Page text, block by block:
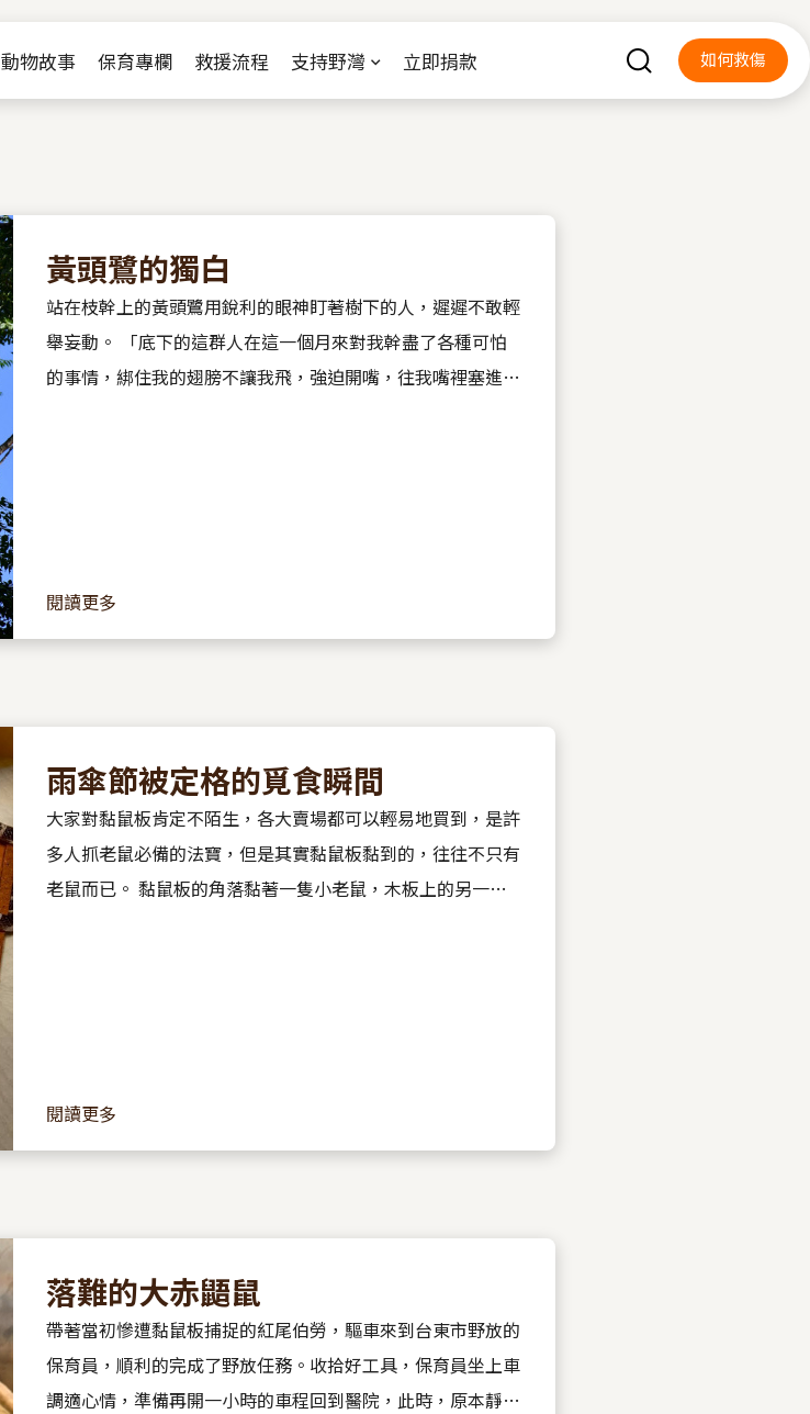
動物故事 保育專欄 救援流程 支持野灣 立即捐款 如何救傷
黃頭鷺的獨白
站在枝幹上的黃頭鷺用銳利的眼神盯著樹下的人，遲遲不敢輕
舉妄動。 「底下的這群人在這一個月來對我幹盡了各種可怕
的事情，綁住我的翅膀不讓我飛，強迫開嘴，往我嘴裡塞進又
閱讀更多
雨傘節被定格的覓食瞬間
大家對黏鼠板肯定不陌生，各大賣場都可以輕易地買到，是許
多人抓老鼠必備的法寶，但是其實黏鼠板黏到的，往往不只有
老鼠而已。 黏鼠板的角落黏著一隻小老鼠，木板上的另一
閱讀更多
落難的大赤鼯鼠
帶著當初慘遭黏鼠板捕捉的紅尾伯勞，驅車來到台東市野放的
保育員，順利的完成了野放任務。收拾好工具，保育員坐上車
調適心情，準備再開一小時的車程回到醫院，此時，原本靜靜